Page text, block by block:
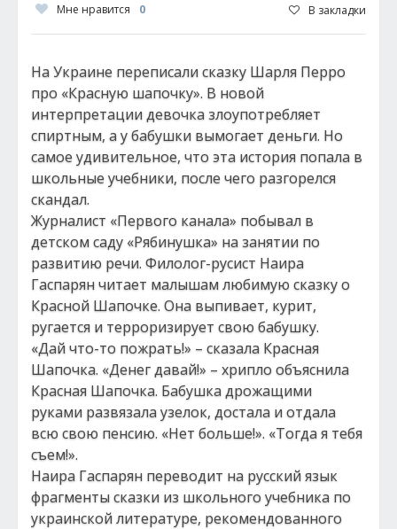
Мне нравится 0 В закладки
На Украине переписали сказку Шарля Перро
про «Красную шапочку». В новой
интерпретации девочка злоупотребляет
спиртным, а у бабушки вымогает деньги. Но
самое удивительное, что эта история попала в
школьные учебники, после чего разгорелся
скандал.
Журналист «Первого канала» побывал в
детском саду «Рябинушка» на занятии по
развитию речи. Филолог-русист Наира
Гаспарян читает малышам любимую сказку о
Красной Шапочке. Она выпивает, курит,
ругается и терроризирует свою бабушку.
«Дай что-то пожрать!» – сказала Красная
Шапочка. «Денег давай!» – хрипло объяснила
Красная Шапочка. Бабушка дрожащими
руками развязала узелок, достала и отдала
всю свою пенсию. «Нет больше!». «Тогда я тебя
съем!».
Наира Гаспарян переводит на русский язык
фрагменты сказки из школьного учебника по
украинской литературе, рекомендованного